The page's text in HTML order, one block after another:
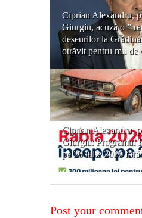
Ciprian Alexandru,
Giurgiu, acuză o ”
deșeurilor la
otrăvit pentru mii de
Ciprian Alexandru,
Giurgiu: Programul
pe 20 iulie 2026
Post your